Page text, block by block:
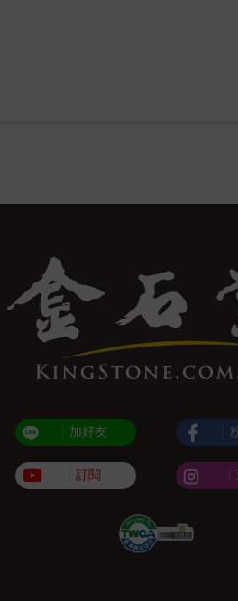
加好友
訂閱